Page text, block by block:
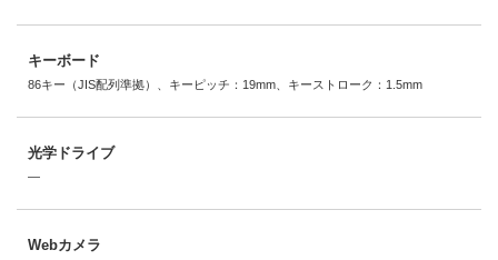
キーボード
86キー（JIS配列準拠）、キーピッチ：19mm、キーストローク：1.5mm
光学ドライブ
―
Webカメラ